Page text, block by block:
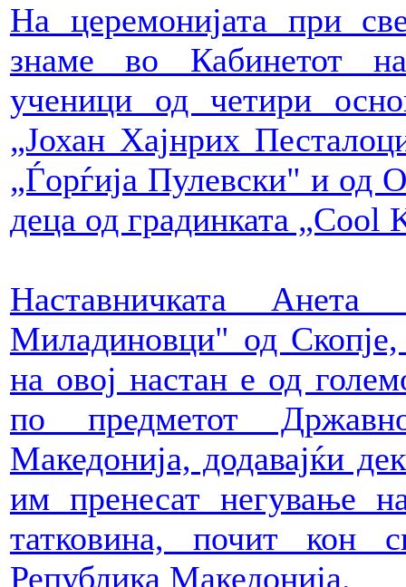
На церемонијата при
знаме во Кабинетот на
ученици од четири
„Јохан Хајнрих
„Ѓорѓија Пулевски" и од
деца од градинката „Cool
Наставничката
Миладиновци" од Скопје,
на овој настан е од
по предметот
Македонија, додавајќи
им пренесат негување
татковина, почит кон
Република Македонија.